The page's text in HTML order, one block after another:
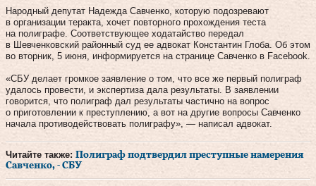
Народный депутат Надежда Савченко, которую подозревают
в организации теракта, хочет повторного прохождения теста
на полиграфе. Соответствующее ходатайство передал
в Шевченковский районный суд ее адвокат Константин Глоба. Об этом
во вторник, 5 июня, информируется на странице Савченко в Facebook.
«СБУ делает громкое заявление о том, что все же первый полиграф
удалось провести, и экспертиза дала результаты. В заявлении
говорится, что полиграф дал результаты частично на вопрос
о приготовлении к преступлению, а вот на другие вопросы Савченко
начала противодействовать полиграфу», — написал адвокат.
Читайте также: Полиграф подтвердил преступные намерения
Савченко, - СБУ